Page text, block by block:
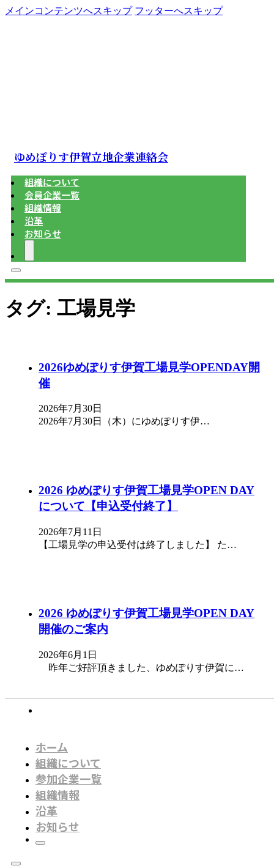
メインコンテンツへスキップ フッターへスキップ
ゆめぽりす伊賀立地企業連絡会
組織について
会員企業一覧
組織情報
沿革
お知らせ
タグ: 工場見学
2026ゆめぽりす伊賀工場見学OPENDAY開
催
2026年7月30日
2026年7月30日（木）にゆめぽりす伊…
2026 ゆめぽりす伊賀工場見学OPEN DAY
について【申込受付終了】
2026年7月11日
【工場見学の申込受付は終了しました】 た…
2026 ゆめぽりす伊賀工場見学OPEN DAY
開催のご案内
2026年6月1日
昨年ご好評頂きました、ゆめぽりす伊賀に…
ホーム
組織について
参加企業一覧
組織情報
沿革
お知らせ